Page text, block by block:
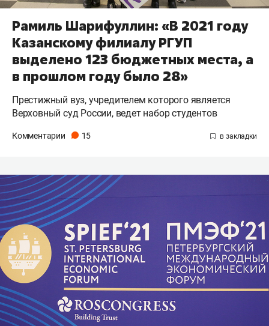
Рамиль Шарифуллин: «В 2021 году
Казанскому филиалу РГУП
выделено 123 бюджетных места, а
в прошлом году было 28»
Престижный вуз, учредителем которого является
Верховный суд России, ведет набор студентов
Комментарии 15